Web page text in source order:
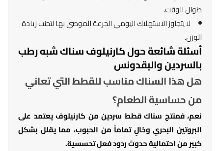
طوال الوقت.
لا يتجاوز الاستهلاك اليومي الجرعة الموصى بها لتجنب زيادة
الوزن.
أسئلة شائعة حول كارنيلوف سناك شبه رطب
بالسردين والبقدونس
هل هذا السناك مناسب للقطط التي تعاني
من حساسية الطعام؟
نعم، فمنتج سناك قطط سردين من كارنيلوف يعتمد على
البروتين البحري وخالٍ تماماً من الحبوب، مما يقلل بشكل
كبير من احتمالية حدوث ردود فعل تحسسية.